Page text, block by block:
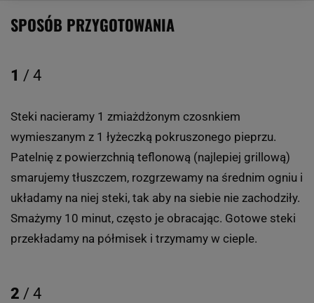
SPOSÓB PRZYGOTOWANIA
1 / 4
Steki nacieramy 1 zmiażdżonym czosnkiem
wymieszanym z 1 łyżeczką pokruszonego pieprzu.
Patelnię z powierzchnią teflonową (najlepiej grillową)
smarujemy tłuszczem, rozgrzewamy na średnim ogniu i
układamy na niej steki, tak aby na siebie nie zachodziły.
Smażymy 10 minut, często je obracając. Gotowe steki
przekładamy na półmisek i trzymamy w cieple.
2 / 4